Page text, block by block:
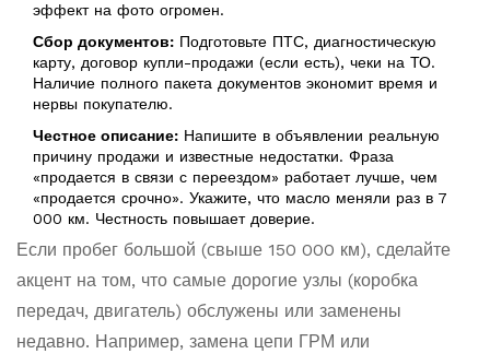
эффект на фото огромен.
Сбор документов: Подготовьте ПТС, диагностическую
карту, договор купли-продажи (если есть), чеки на ТО.
Наличие полного пакета документов экономит время и
нервы покупателю.
Честное описание: Напишите в объявлении реальную
причину продажи и известные недостатки. Фраза
«продается в связи с переездом» работает лучше, чем
«продается срочно». Укажите, что масло меняли раз в 7
000 км. Честность повышает доверие.
Если пробег большой (свыше 150 000 км), сделайте
акцент на том, что самые дорогие узлы (коробка
передач, двигатель) обслужены или заменены
недавно. Например, замена цепи ГРМ или